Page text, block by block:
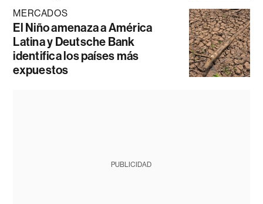
MERCADOS
El Niño amenaza a América
Latina y Deutsche Bank
identifica los países más
expuestos
PUBLICIDAD